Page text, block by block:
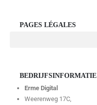
PAGES LÉGALES
BEDRIJFSINFORMATIE
Erme Digital
Weerenweg 17C,